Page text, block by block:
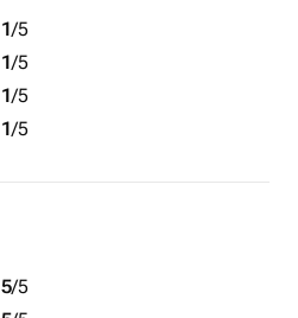
1/5
1/5
1/5
1/5
5/5